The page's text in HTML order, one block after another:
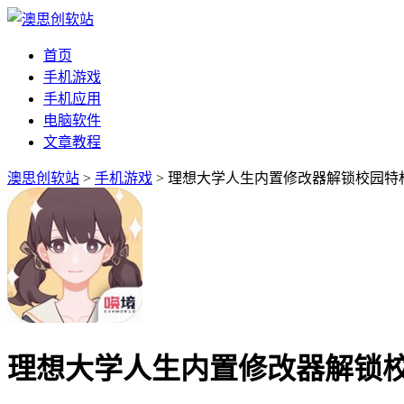
首页
手机游戏
手机应用
电脑软件
文章教程
澳思创软站 > 手机游戏 > 理想大学人生内置修改器解锁校园特
理想大学人生内置修改器解锁